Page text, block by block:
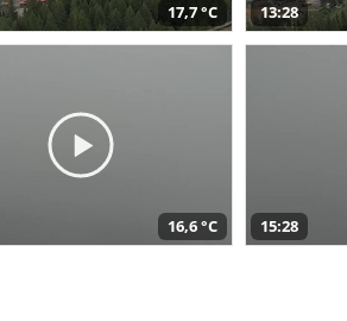
17,7 °C 13:28
16,6 °C 15:28